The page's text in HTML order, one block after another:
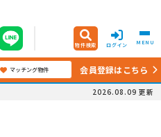
物件検索 ログイン MENU
マッチング物件
会員登録はこちら
2026.08.09 更新